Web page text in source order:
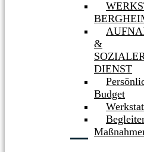
&
DIENST
Budget